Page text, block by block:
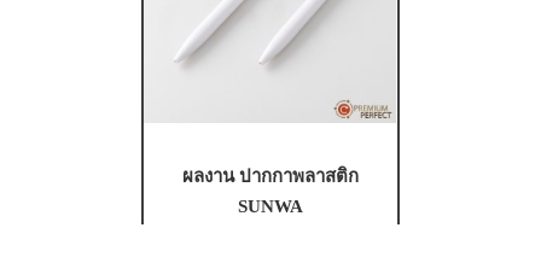
ผลงาน ปากกาพลาสติก
SUNWA